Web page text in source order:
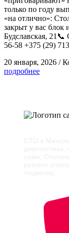
только по году
«на отлично»:
закрыт у вас блок
Будславская,
56-58 +375 (29)
20 января, 2026 /
подробнее